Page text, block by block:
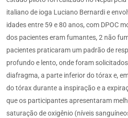
italiano de ioga Luciano Bernardi e
idades entre 59 e 80 anos, com DPOC
dos pacientes eram fumantes, 2 não
pacientes praticaram um padrão de
profundo e lento, onde foram
diafragma, a parte inferior do tórax e,
do tórax durante a inspiração e a
que os participantes apresentaram
saturação de oxigênio (níveis